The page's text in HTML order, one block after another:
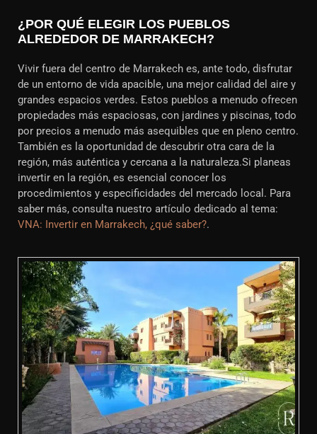
¿POR QUÉ ELEGIR LOS PUEBLOS
ALREDEDOR DE MARRAKECH?
Vivir fuera del centro de Marrakech es, ante todo, disfrutar
de un entorno de vida apacible, una mejor calidad del aire y
grandes espacios verdes. Estos pueblos a menudo ofrecen
propiedades más espaciosas, con jardines y piscinas, todo
por precios a menudo más asequibles que en pleno centro.
También es la oportunidad de descubrir otra cara de la
región, más auténtica y cercana a la naturaleza.Si planeas
invertir en la región, es esencial conocer los
procedimientos y especificidades del mercado local. Para
saber más, consulta nuestro artículo dedicado al tema:
VNA: Invertir en Marrakech, ¿qué saber?.